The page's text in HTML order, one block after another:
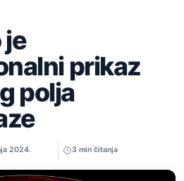
je
prikaz
polja
2024. 3 min čitanja